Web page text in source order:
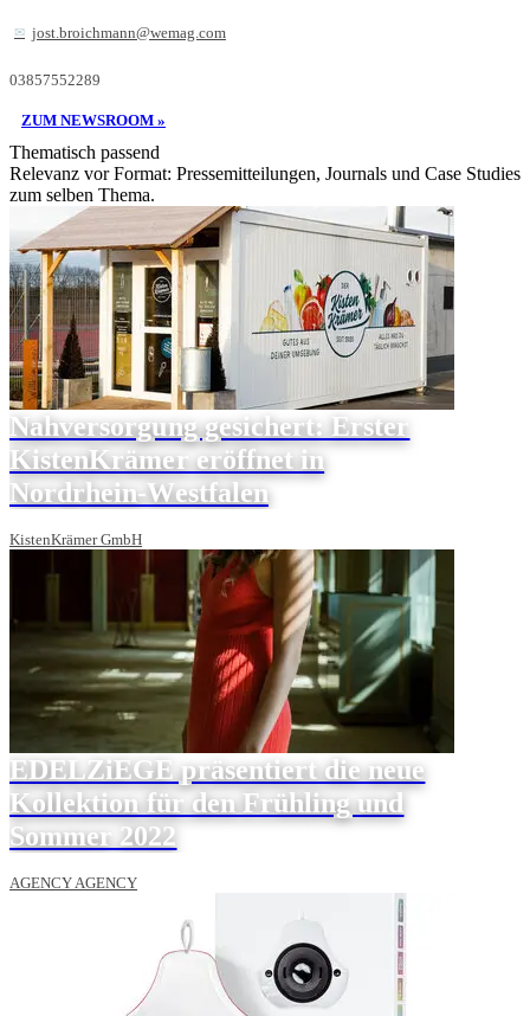
jost.broichmann@wemag.com
03857552289
ZUM NEWSROOM »
Thematisch passend
Relevanz vor Format: Pressemitteilungen, Journals und Case Studies
zum selben Thema.
Nahversorgung gesichert: Erster
KistenKrämer eröffnet in
Nordrhein-Westfalen
KistenKrämer GmbH
EDELZiEGE präsentiert die neue
Kollektion für den Frühling und
Sommer 2022
AGENCY AGENCY